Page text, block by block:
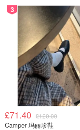
3
£71.40 £120.00
Camper 玛丽珍鞋